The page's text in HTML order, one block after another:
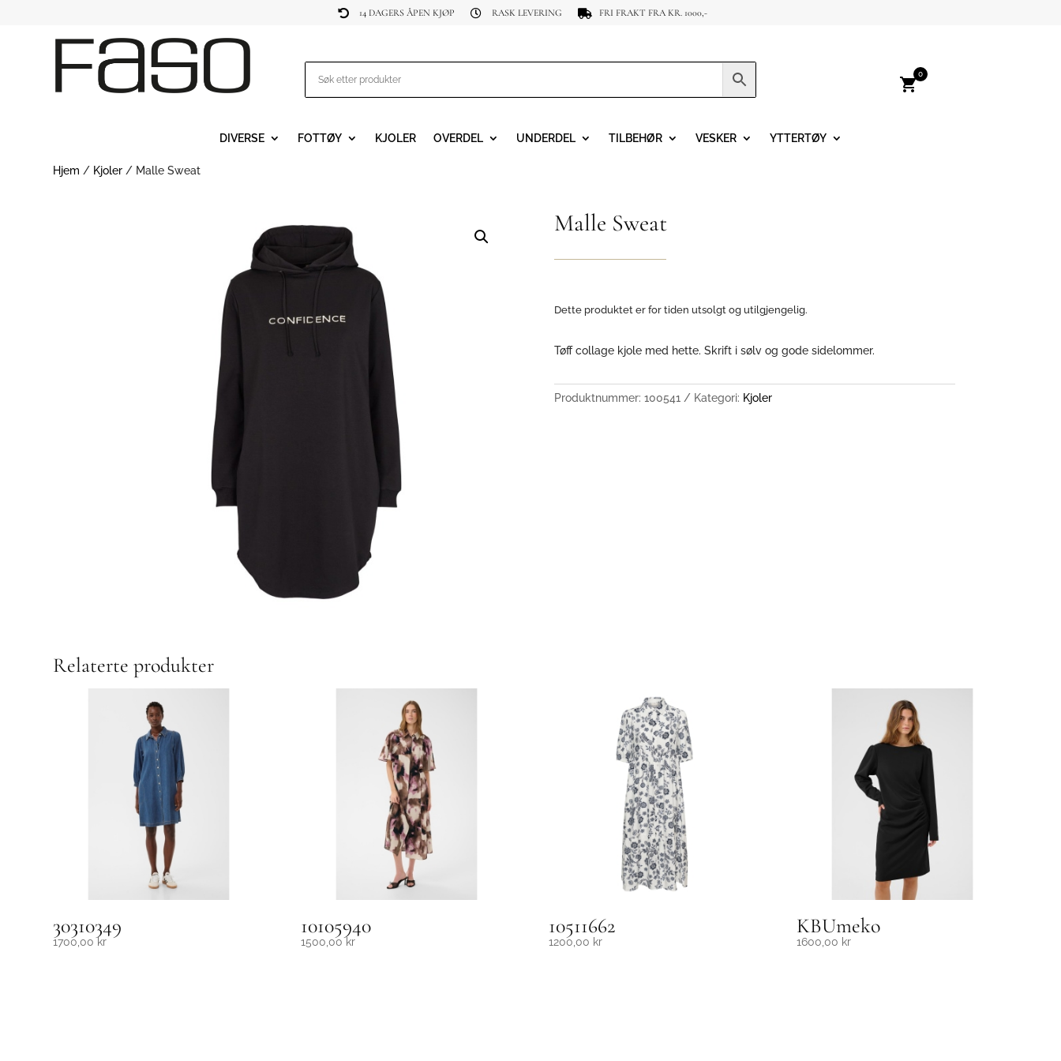
 14 DAGERS ÅPEN KJØP  RASK LEVERING  FRI FRAKT FRA KR. 1000,-
shopping_cart
0
DIVERSE FOTTØY KJOLER OVERDEL UNDERDEL TILBEHØR VESKER YTTERTØY
Hjem / Kjoler / Malle Sweat
Malle Sweat
Dette produktet er for tiden utsolgt og utilgjengelig.
Tøff collage kjole med hette. Skrift i sølv og gode sidelommer.
Produktnummer: 100541 Kategori: Kjoler
Relaterte produkter
30310349
1700,00kr
10105940
1500,00kr
10511662
1200,00 kr
KBUmeko
1600,00 kr